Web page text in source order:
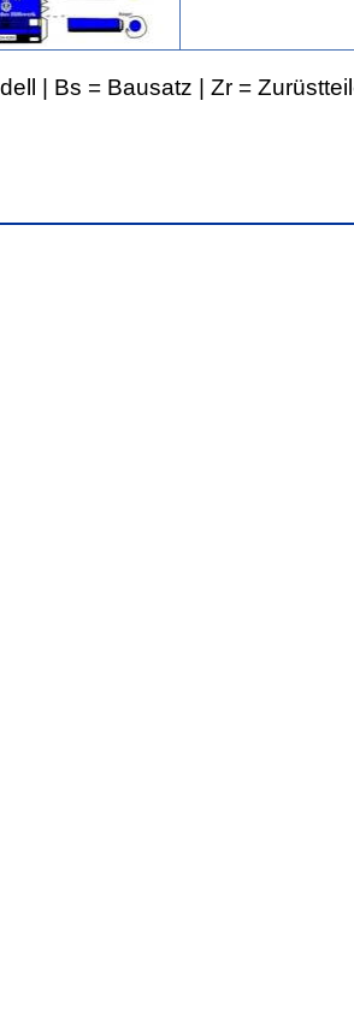
| Bs = Bausatz | Zr =